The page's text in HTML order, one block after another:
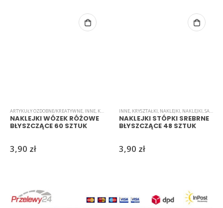
ARTYKUŁY OZDOBNE/KREATYWNE, INNE, KRYSZTAŁKI ,NAKLEJKI,NAKLEJKI,SAMOPRZYLEPNE,
NAKLEJKI WÓZEK RÓŻOWE
BŁYSZCZĄCE 60 SZTUK
3,90 zł
INNE, KRYSZTAŁKI, NAKLEJKI, NAKLEJKI,SAMOPRZYLEPNE
NAKLEJKI STÓPKI SREBRNE
BŁYSZCZĄCE 48 SZTUK
3,90 zł